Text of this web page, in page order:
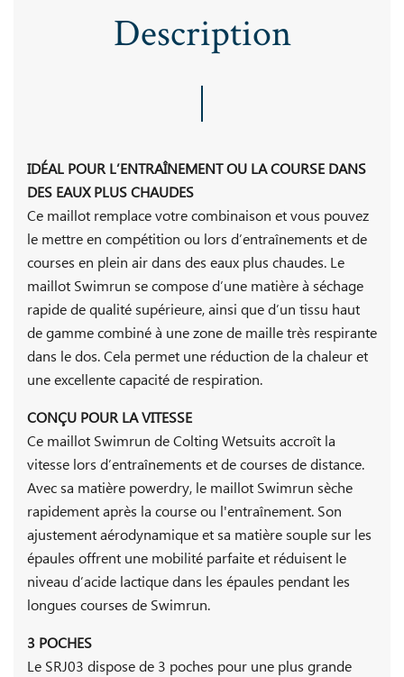
Description
IDÉAL POUR L’ENTRAÎNEMENT OU LA COURSE DANS
DES EAUX PLUS CHAUDES
Ce maillot remplace votre combinaison et vous pouvez
le mettre en compétition ou lors d’entraînements et de
courses en plein air dans des eaux plus chaudes. Le
maillot Swimrun se compose d’une matière à séchage
rapide de qualité supérieure, ainsi que d’un tissu haut
de gamme combiné à une zone de maille très respirante
dans le dos. Cela permet une réduction de la chaleur et
une excellente capacité de respiration.
CONÇU POUR LA VITESSE
Ce maillot Swimrun de Colting Wetsuits accroît la
vitesse lors d’entraînements et de courses de distance.
Avec sa matière powerdry, le maillot Swimrun sèche
rapidement après la course ou l'entraînement. Son
ajustement aérodynamique et sa matière souple sur les
épaules offrent une mobilité parfaite et réduisent le
niveau d’acide lactique dans les épaules pendant les
longues courses de Swimrun.
3 POCHES
Le SRJ03 dispose de 3 poches pour une plus grande